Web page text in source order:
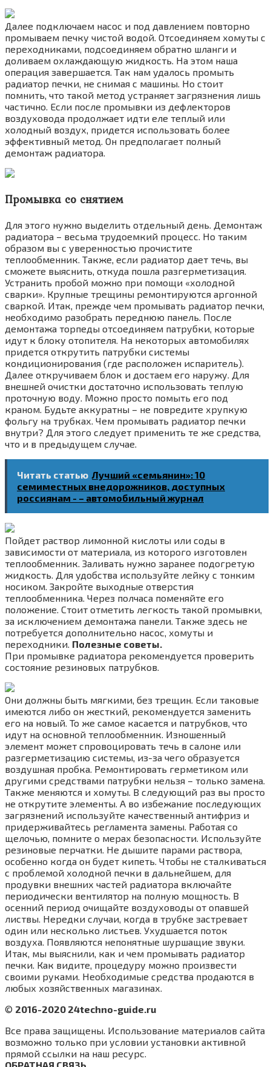
Далее подключаем насос и под давлением повторно
промываем печку чистой водой. Отсоединяем хомуты с
переходниками, подсоединяем обратно шланги и
доливаем охлаждающую жидкость. На этом наша
операция завершается. Так нам удалось промыть
радиатор печки, не снимая с машины. Но стоит
помнить, что такой метод устраняет загрязнения лишь
частично. Если после промывки из дефлекторов
воздуховода продолжает идти еле теплый или
холодный воздух, придется использовать более
эффективный метод. Он предполагает полный
демонтаж радиатора.
Промывка со снятием
Для этого нужно выделить отдельный день. Демонтаж
радиатора – весьма трудоемкий процесс. Но таким
образом вы с уверенностью прочистите
теплообменник. Также, если радиатор дает течь, вы
сможете выяснить, откуда пошла разгерметизация.
Устранить пробой можно при помощи «холодной
сварки». Крупные трещины ремонтируются аргонной
сваркой. Итак, прежде чем промывать радиатор печки,
необходимо разобрать переднюю панель. После
демонтажа торпеды отсоединяем патрубки, которые
идут к блоку отопителя. На некоторых автомобилях
придется открутить патрубки системы
кондиционирования (где расположен испаритель).
Далее откручиваем блок и достаем его наружу. Для
внешней очистки достаточно использовать теплую
проточную воду. Можно просто помыть его под
краном. Будьте аккуратны – не повредите хрупкую
фольгу на трубках. Чем промывать радиатор печки
внутри? Для этого следует применить те же средства,
что и в предыдущем случае.
Читать статью Лучший «семьянин»: 10
семиместных внедорожников, доступных
россиянам - – автомобильный журнал
Пойдет раствор лимонной кислоты или соды в
зависимости от материала, из которого изготовлен
теплообменник. Заливать нужно заранее подогретую
жидкость. Для удобства используйте лейку с тонким
носиком. Закройте выходные отверстия
теплообменника. Через полчаса поменяйте его
положение. Стоит отметить легкость такой промывки,
за исключением демонтажа панели. Также здесь не
потребуется дополнительно насос, хомуты и
переходники. Полезные советы.
При промывке радиатора рекомендуется проверить
состояние резиновых патрубков.
Они должны быть мягкими, без трещин. Если таковые
имеются либо он жесткий, рекомендуется заменить
его на новый. То же самое касается и патрубков, что
идут на основной теплообменник. Изношенный
элемент может спровоцировать течь в салоне или
разгерметизацию системы, из-за чего образуется
воздушная пробка. Ремонтировать герметиком или
другими средствами патрубки нельзя – только замена.
Также меняются и хомуты. В следующий раз вы просто
не открутите элементы. А во избежание последующих
загрязнений используйте качественный антифриз и
придерживайтесь регламента замены. Работая со
щелочью, помните о мерах безопасности. Используйте
резиновые перчатки. Не дышите парами раствора,
особенно когда он будет кипеть. Чтобы не сталкиваться
с проблемой холодной печки в дальнейшем, для
продувки внешних частей радиатора включайте
периодически вентилятор на полную мощность. В
осенний период очищайте воздуховоды от опавшей
листвы. Нередки случаи, когда в трубке застревает
один или несколько листьев. Ухудшается поток
воздуха. Появляются непонятные шуршащие звуки.
Итак, мы выяснили, как и чем промывать радиатор
печки. Как видите, процедуру можно произвести
своими руками. Необходимые средства продаются в
любых хозяйственных магазинах.
© 2016-2020 24techno-guide.ru
Все права защищены. Использование материалов сайта
возможно только при условии установки активной
прямой ссылки на наш ресурс.
ОБРАТНАЯ СВЯЗЬ